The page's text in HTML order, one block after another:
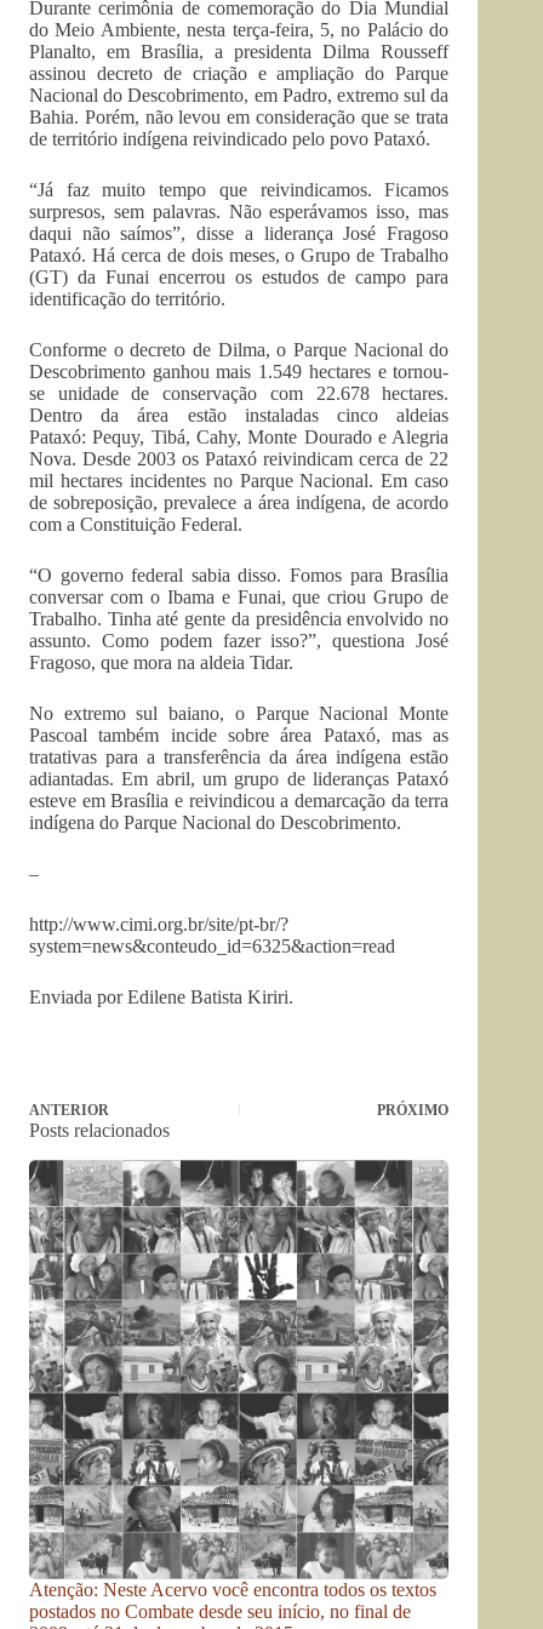
Durante cerimônia de comemoração do Dia Mundial
do Meio Ambiente, nesta terça-feira, 5, no Palácio do
Planalto, em Brasília, a presidenta Dilma Rousseff
assinou decreto de criação e ampliação do Parque
Nacional do Descobrimento, em Padro, extremo sul da
Bahia. Porém, não levou em consideração que se trata
de território indígena reivindicado pelo povo Pataxó.
“Já faz muito tempo que reivindicamos. Ficamos
surpresos, sem palavras. Não esperávamos isso, mas
daqui não saímos”, disse a liderança José Fragoso
Pataxó. Há cerca de dois meses, o Grupo de Trabalho
(GT) da Funai encerrou os estudos de campo para
identificação do território.
Conforme o decreto de Dilma, o Parque Nacional do
Descobrimento ganhou mais 1.549 hectares e tornou-
se unidade de conservação com 22.678 hectares.
Dentro da área estão instaladas cinco aldeias
Pataxó: Pequy, Tibá, Cahy, Monte Dourado e Alegria
Nova. Desde 2003 os Pataxó reivindicam cerca de 22
mil hectares incidentes no Parque Nacional. Em caso
de sobreposição, prevalece a área indígena, de acordo
com a Constituição Federal.
“O governo federal sabia disso. Fomos para Brasília
conversar com o Ibama e Funai, que criou Grupo de
Trabalho. Tinha até gente da presidência envolvido no
assunto. Como podem fazer isso?”, questiona José
Fragoso, que mora na aldeia Tidar.
No extremo sul baiano, o Parque Nacional Monte
Pascoal também incide sobre área Pataxó, mas as
tratativas para a transferência da área indígena estão
adiantadas. Em abril, um grupo de lideranças Pataxó
esteve em Brasília e reivindicou a demarcação da terra
indígena do Parque Nacional do Descobrimento.
–
http://www.cimi.org.br/site/pt-br/?
system=news&conteudo_id=6325&action=read
Enviada por Edilene Batista Kiriri.
ANTERIOR PRÓXIMO
Posts relacionados
Atenção: Neste Acervo você encontra todos os textos
postados no Combate desde seu início, no final de